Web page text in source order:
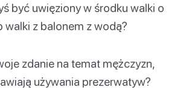
być uwięziony w środku walki o
walki z balonem z wodą?
zdanie na temat mężczyzn,
używania prezerwatyw?